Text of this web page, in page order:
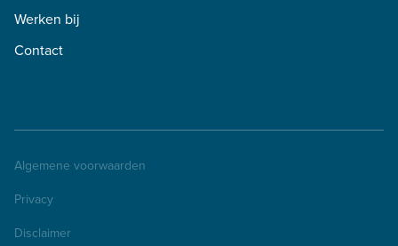
Werken bij
Contact
Algemene voorwaarden
Privacy
Disclaimer